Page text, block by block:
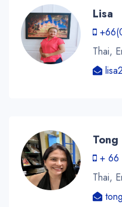
Lisa
Thai,
Tong
+ 66
Thai,